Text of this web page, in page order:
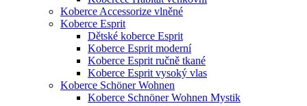
Koberce Accessorize vlněné
Koberce Esprit
Dětské koberce Esprit
Koberce Esprit moderní
Koberce Esprit ručně tkané
Koberce Esprit vysoký vlas
Koberce Schöner Wohnen
Koberce Schnöner Wohnen Mystik